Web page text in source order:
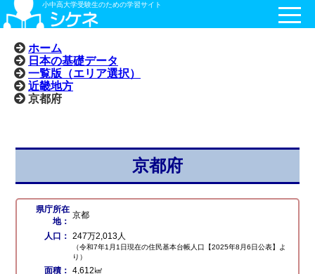
小中高大学受験生のための学習サイト
ホーム
日本の基礎データ
一覧版（エリア選択）
近畿地方
京都府
京都府
県庁所在
地：
京都
人口： 247万2,013人
（令和7年1月1日現在の住民基本台帳人口【2025年8月6日公表】よ
り）
面積： 4,612㎢